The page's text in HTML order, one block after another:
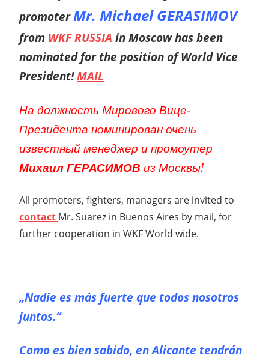
promoterMr. Michael GERASIMOV
from WKF RUSSIA in Moscow has been
nominated for the position of World Vice
President!MAIL
На должность Мирового Вице-
Президента номинирован очень
известный менеджер и промоутер
Михаил ГЕРАСИМОВ из Москвы!
All promoters, fighters, managers are invited to
contact Mr. Suarez in Buenos Aires by mail, for
further cooperation in WKF World wide.
„Nadie es más fuerte que todos nosotros
juntos.“
Como es bien sabido, en Alicante tendrán